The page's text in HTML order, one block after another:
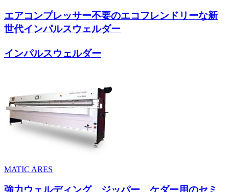
エアコンプレッサー不要のエコフレンドリーな新
世代インパルスウェルダー
インパルスウェルダー
MATIC ARES